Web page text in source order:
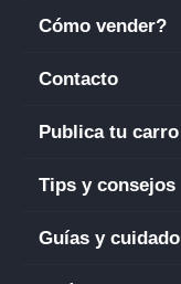
Cómo vender?
Contacto
Publica tu carro
Tips y consejos
Guías y cuidado